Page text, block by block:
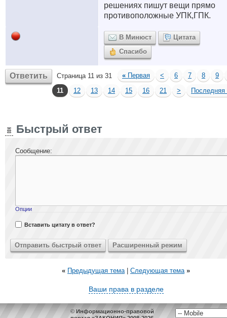
решениях пишут вещи прямо
противоположные УПК,ГПК.
В Минюст
Цитата
Спасибо
Ответить Страница 11 из 31 « Первая < 6 7 8
9
11
12 13 14 15 16 21 > Последняя
Быстрый ответ
Сообщение:
Опции
Вставить цитату в ответ?
« Предыдущая тема| Следующая тема »
Ваши права в разделе
© Информационно-правовой